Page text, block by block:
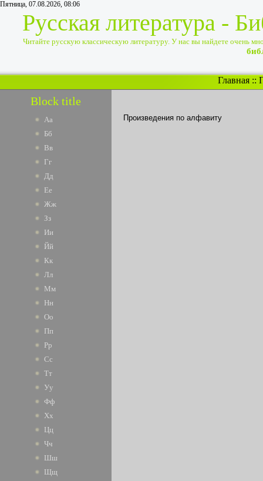
Пятница, 07.08.2026, 08:06
Русская литература -
Читайте русскую классическую литературу. У нас вы найдете очень
Главная ::
Block title
Аа
Бб
Вв
Гг
Дд
Ее
Жж
Зз
Ии
Йй
Кк
Лл
Мм
Нн
Оо
Пп
Рр
Сс
Тт
Уу
Фф
Хх
Цц
Чч
Шш
Щщ
Произведения по алфавиту